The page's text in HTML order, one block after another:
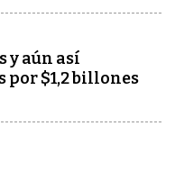
y aún así
$1,2 billones